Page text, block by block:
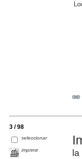
3 / 98
seleccionar
imprimir